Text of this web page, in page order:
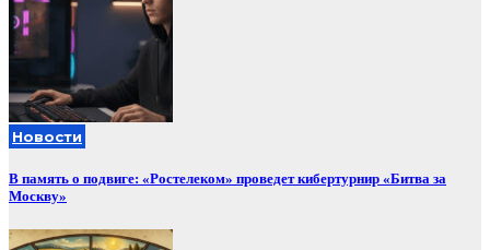
Новости
В память о подвиге: «Ростелеком» проведет кибертурнир «Битва за
Москву»